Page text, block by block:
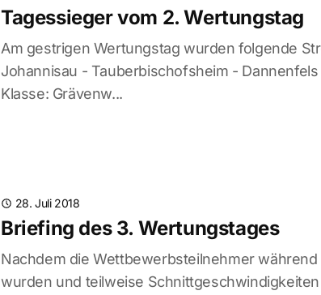
Tagessieger vom 2. Wertungstag
Am gestrigen Wertungstag wurden folgende
Johannisau - Tauberbischofsheim -
Klasse: Grävenw...
28. Juli 2018
Briefing des 3. Wertungstages
Nachdem die Wettbewerbsteilnehmer
wurden und teilweise